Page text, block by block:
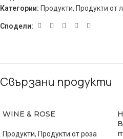
Категории: Продукти, Продукти от
Сподели:
Свързани продукти
WINE & ROSE
Продукти, Продукти от роза